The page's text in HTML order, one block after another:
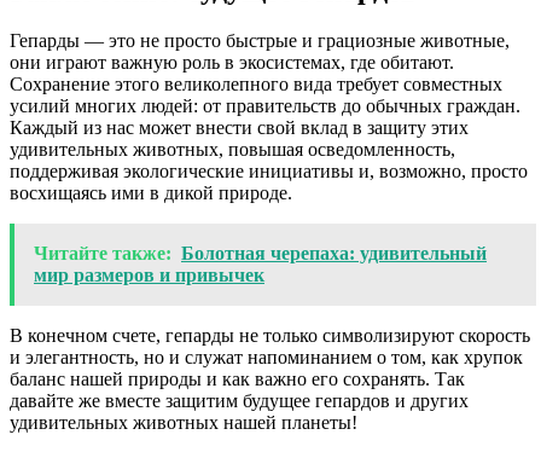
Гепарды — это не просто быстрые и грациозные животные,
они играют важную роль в экосистемах, где обитают.
Сохранение этого великолепного вида требует совместных
усилий многих людей: от правительств до обычных граждан.
Каждый из нас может внести свой вклад в защиту этих
удивительных животных, повышая осведомленность,
поддерживая экологические инициативы и, возможно, просто
восхищаясь ими в дикой природе.
Читайте также: Болотная черепаха: удивительный
мир размеров и привычек
В конечном счете, гепарды не только символизируют скорость
и элегантность, но и служат напоминанием о том, как хрупок
баланс нашей природы и как важно его сохранять. Так
давайте же вместе защитим будущее гепардов и других
удивительных животных нашей планеты!